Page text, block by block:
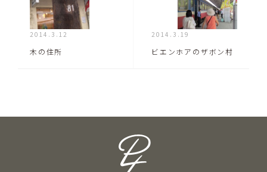
2014.3.12
木の住所
2014.3.19
ビエンホアのザボン村